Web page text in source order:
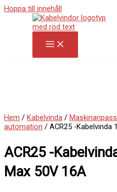
Hoppa till innehåll
Hem / Kabelvinda /
automation / ACR25 -Kabelvinda
ACR25 -
Max 50V 16A